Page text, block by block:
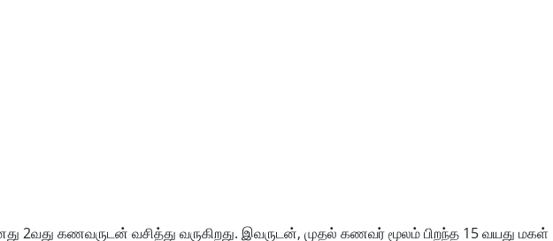
2வது கணவருடன் வசித்து வருகிறது. இவருடன், முதல் கணவர் மூலம் பிறந்த 15 வயது மகள்